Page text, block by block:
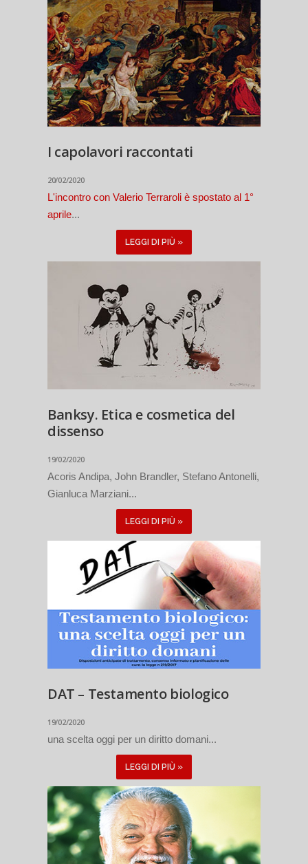
I capolavori raccontati
20/02/2020
L'incontro con Valerio Terraroli è spostato al 1°
aprile...
LEGGI DI PIÙ »
Banksy. Etica e cosmetica del
dissenso
19/02/2020
Acoris Andipa, John Brandler, Stefano Antonelli,
Gianluca Marziani...
LEGGI DI PIÙ »
DAT – Testamento biologico
19/02/2020
una scelta oggi per un diritto domani...
LEGGI DI PIÙ »